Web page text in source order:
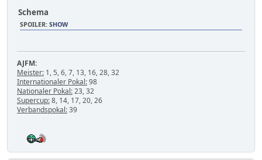
Schema
SPOILER: SHOW
AJFM:
Meister: 1, 5, 6, 7, 13, 16, 28, 32
Internationaler Pokal:98
Nationaler Pokal:23, 32
Supercup:8, 14, 17, 20, 26
Verbandspokal:39